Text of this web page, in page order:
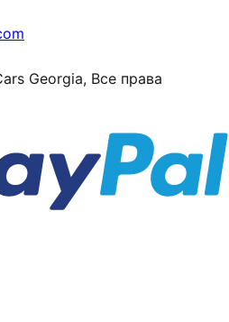
Georgia, Все права